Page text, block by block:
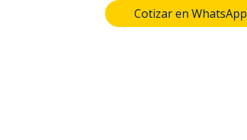
Cotizar en WhatsApp